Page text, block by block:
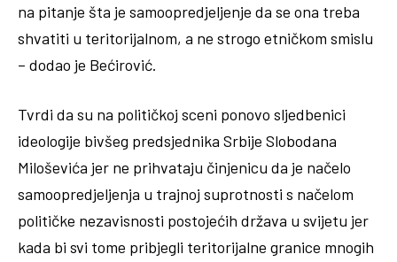
na pitanje šta je samoopredjeljenje da se ona treba
shvatiti u teritorijalnom, a ne strogo etničkom smislu
– dodao je Bećirović.
Tvrdi da su na političkoj sceni ponovo sljedbenici
ideologije bivšeg predsjednika Srbije Slobodana
Miloševića jer ne prihvataju činjenicu da je načelo
samoopredjeljenja u trajnoj suprotnosti s načelom
političke nezavisnosti postojećih država u svijetu jer
kada bi svi tome pribjegli teritorijalne granice mnogih